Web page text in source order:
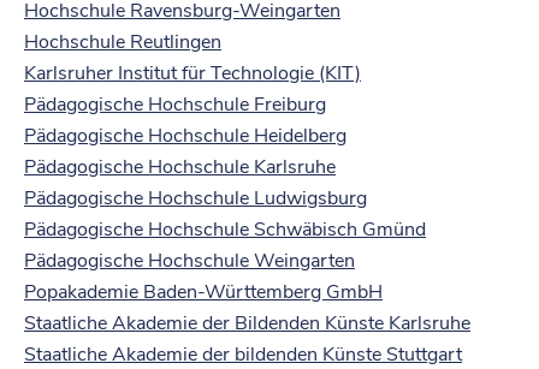
Hochschule Ravensburg-Weingarten
Hochschule Reutlingen
Karlsruher Institut für Technologie (KIT)
Pädagogische Hochschule Freiburg
Pädagogische Hochschule Heidelberg
Pädagogische Hochschule Karlsruhe
Pädagogische Hochschule Ludwigsburg
Pädagogische Hochschule Schwäbisch Gmünd
Pädagogische Hochschule Weingarten
Popakademie Baden-Württemberg GmbH
Staatliche Akademie der Bildenden Künste Karlsruhe
Staatliche Akademie der bildenden Künste Stuttgart